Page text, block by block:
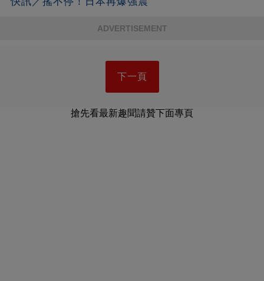
ADVERTISEMENT
下一頁
搶先看最新趣聞請贊下面專頁